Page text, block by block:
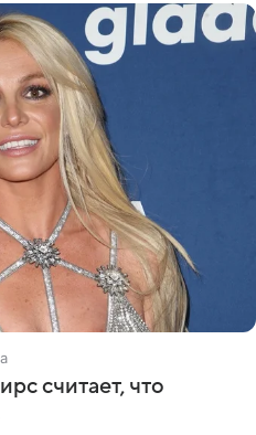
считает, что